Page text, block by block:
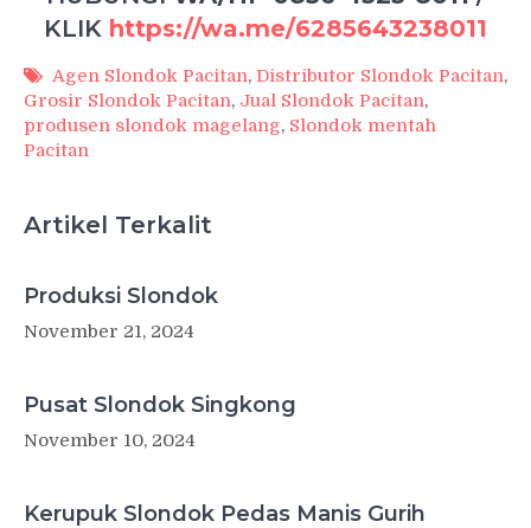
KLIK https://wa.me/6285643238011
Agen Slondok Pacitan, Distributor Slondok Pacitan,
Grosir Slondok Pacitan, Jual Slondok Pacitan,
produsen slondok magelang, Slondok mentah
Pacitan
Artikel Terkalit
Produksi Slondok
November 21, 2024
Pusat Slondok Singkong
November 10, 2024
Kerupuk Slondok Pedas Manis Gurih